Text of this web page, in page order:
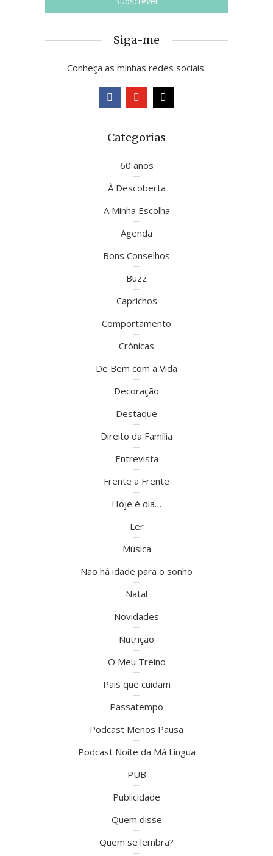
Siga-me
Conheça as minhas redes sociais.
Categorias
60 anos
À Descoberta
A Minha Escolha
Agenda
Bons Conselhos
Buzz
Caprichos
Comportamento
Crónicas
De Bem com a Vida
Decoração
Destaque
Direito da Família
Entrevista
Frente a Frente
Hoje é dia…
Ler
Música
Não há idade para o sonho
Natal
Novidades
Nutrição
O Meu Treino
Pais que cuidam
Passatempo
Podcast Menos Pausa
Podcast Noite da Má Língua
PUB
Publicidade
Quem disse
Quem se lembra?